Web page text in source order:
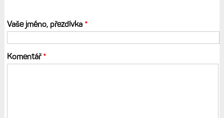
Vaše jméno, přezdívka *
Komentář*